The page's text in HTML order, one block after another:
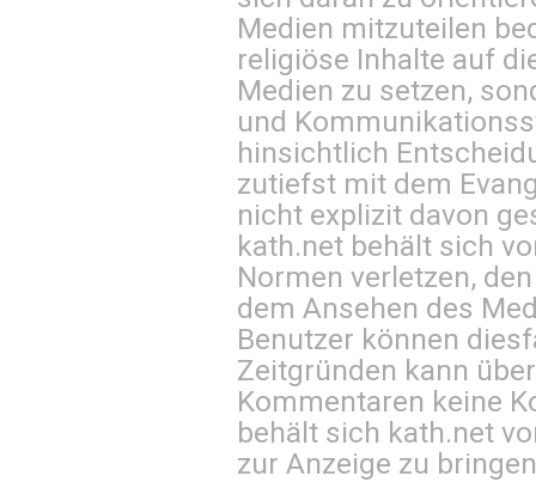
Medien mitzuteilen
religiöse Inhalte auf
Medien zu setzen,
und
hinsichtlich
zutiefst mit dem
nicht explizit davon
kath.net behält sich
Normen verletzen,
dem Ansehen des
Benutzer können
Zeitgründen kann
Kommentaren keine
behält sich kath.net
zur Anzeige zu